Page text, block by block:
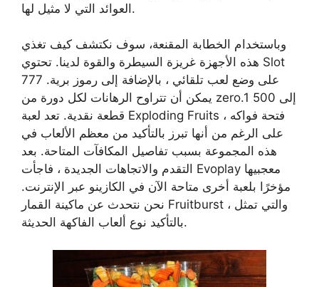
العوائد التي لا مثيل لها.
وباستخدام الخطابة المقنعة، سوف نكتشف كيف تغذي
هذه الأجهزة غريزة السيطرة والقوة لدينا. تحتوي Slot
777 على وضع لعب تلقائي ، بالإضافة إلى رموز برية.
يمكن أن تتراوح الرهانات لكل دورة من zero.1 إلى 500
قطعة نقدية. تعد لعبة Exploding Fruits فتحة فواكه ،
على الرغم من أنها تبرز بالتأكيد من معظم الألعاب في
هذه المجموعة بسبب تفاصيل المكافآت المتاحة. بعد
التقدم والاتجاهات الجديدة ، فاجأت Evoplay معجبيها
مؤخرًا بلعبة أخرى متاحة الآن في الكازينو عبر الإنترنت.
نحن نتحدث عن ماكينة القمار Fruitburst ، والتي تمثل
بالتأكيد نوع ألعاب الفاكهة الحديثة.